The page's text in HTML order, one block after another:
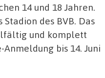
14 und 18 Jahren.
des BVB. Das
und komplett
bis 14. Juni